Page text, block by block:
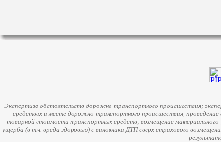
Экспертиза обстоятельств дорожно-транспортного происшествия;
средствах и месте дорожно-транспортного происшествия;
товарной стоимости транспортных средств; возмещение
ущерба (в т.ч. вреда здоровью) с виновника ДТП сверх страхового